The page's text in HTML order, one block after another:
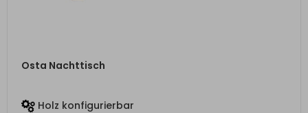
Osta Nachttisch
Holz konfigurierbar